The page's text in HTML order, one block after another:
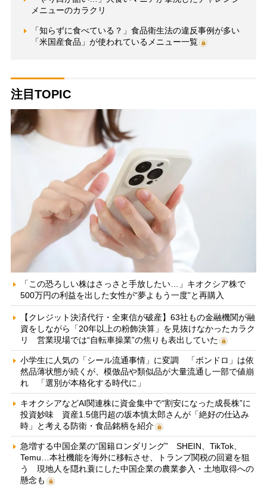
メニューのカラクリ
「知らずに食べている？」食品衛生法の違反事例が多い
「米国産食品」が使われているメニュー一覧
注目TOPIC
「この恐ろしい株はさっさと手放したい…」キオクシア株で
500万円の利益を出した女性が“夢よもう一度”と再購入
【クレジット決済代行・全東信が破産】63社もの金融機関が融
資をしながら「20年以上の粉飾決算」を見抜けなかったカラク
リ 営業現場では“自転車操業”の焦りも表出していた
小学生に人気の「シール流通事情」に変調 「ボンドロ」は依
然品薄状態が続くが、模倣品や類似品が大量流通し一部で値崩
れ 「選別が本格化する時代に」
キオクシアなどAI関連株に資金集中で“割安になった成長株”に
投資妙味 資産1.5億円超の坂本慎太郎さんが「絶好の仕込み
時」と考える防衛・食品銘柄を紹介
急増する中国企業の“国籍ロンダリング” SHEIN、TikTok、
Temu…本社機能を海外に移転させ、トランプ関税の回避を狙
う 現地人を隠れ蓑にした中国企業の農業参入・土地取得への
懸念も